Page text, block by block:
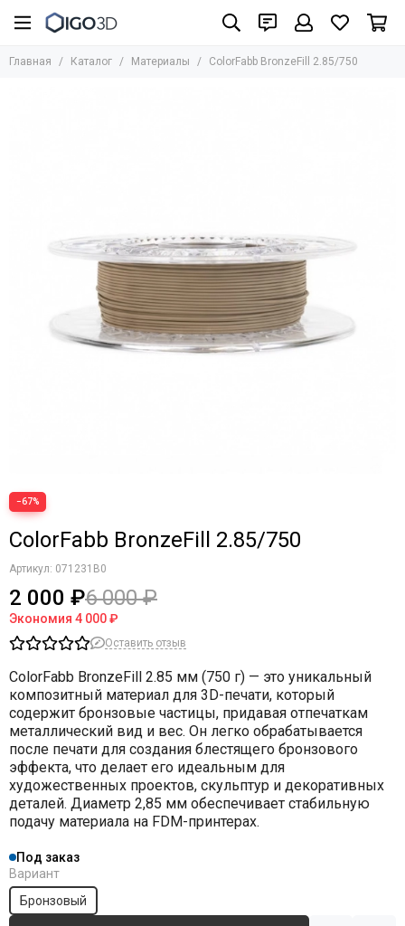
Материалы
Стандартные фотополимеры
Биосовместимые фотополимеры
Инженерные материалы для SLA/LCD/DLP
Фотополимеры для юверирного дела
Медицинские материалы
Главная Каталог Материалы ColorFabb BronzeFill 2.85/750
−67%
ColorFabb BronzeFill 2.85/750
Артикул: 071231B0
2 000 ₽6 000 ₽
Экономия 4 000 ₽
Оставить отзыв
ColorFabb BronzeFill 2.85 мм (750 г) — это уникальный
композитный материал для 3D-печати, который
содержит бронзовые частицы, придавая отпечаткам
металлический вид и вес. Он легко обрабатывается
после печати для создания блестящего бронзового
эффекта, что делает его идеальным для
художественных проектов, скульптур и декоративных
деталей. Диаметр 2,85 мм обеспечивает стабильную
подачу материала на FDM-принтерах.
Под заказ
Вариант
Бронзовый